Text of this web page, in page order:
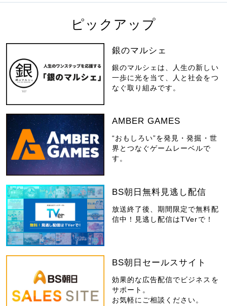
ピックアップ
銀のマルシェ
銀のマルシェは、人生の新しい
一歩に光を当て、人と社会をつ
なぐ取り組みです。
AMBER GAMES
“おもしろい”を発見・発掘・世
界とつなぐゲームレーベルで
す。
BS朝日無料見逃し配信
放送終了後、期間限定で無料配
信中！見逃し配信はTVerで！
BS朝日セールスサイト
効果的な広告配信でビジネスを
サポート。
お気軽にご相談ください。